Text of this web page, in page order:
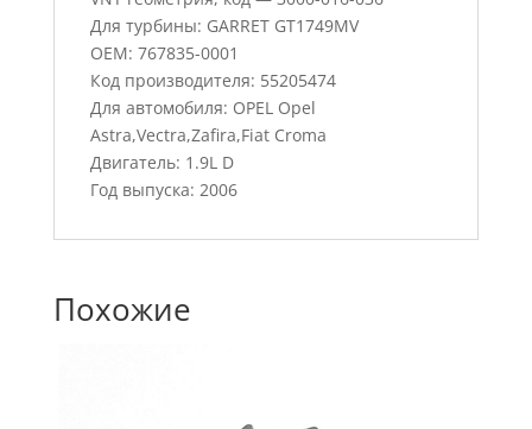
Для турбины: GARRET GT1749MV
OEM: 767835-0001
Код производителя: 55205474
Для автомобиля: OPEL Opel
Astra,Vectra,Zafira,Fiat Croma
Двигатель: 1.9L D
Год выпуска: 2006
Похожие